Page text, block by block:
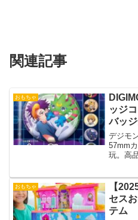
関連記事
おもちゃ
ッジ
バッ
情報
デジモ
57mm
玩。高
おもちゃ
【
セス
テム